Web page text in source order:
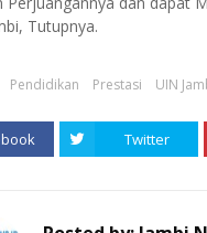
Tutupnya.
Pendidikan Prestasi UIN
Twitter